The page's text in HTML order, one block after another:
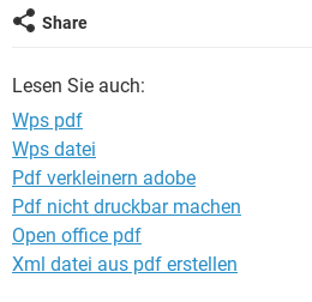
Share
Lesen Sie auch:
Wps pdf
Wps datei
Pdf verkleinern adobe
Pdf nicht druckbar machen
Open office pdf
Xml datei aus pdf erstellen